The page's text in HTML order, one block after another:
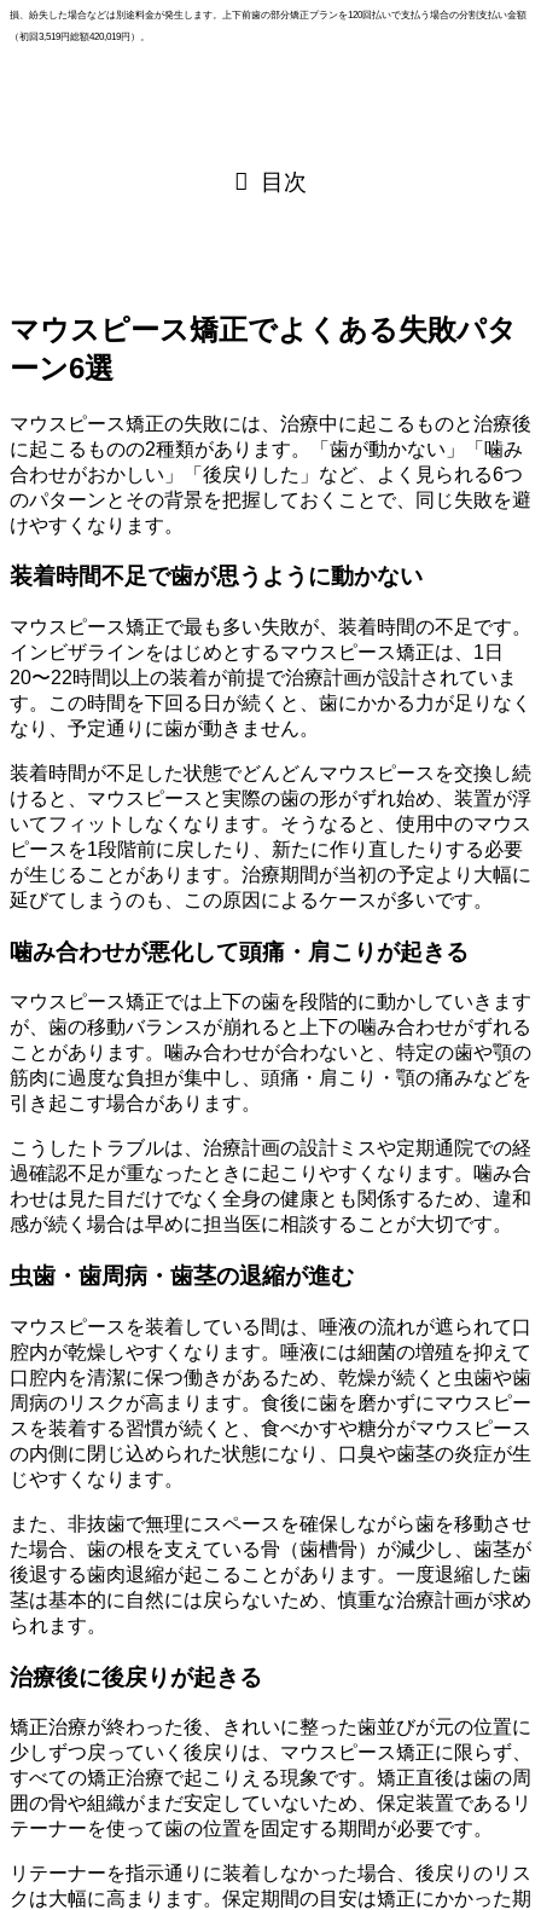
損、紛失した場合などは別途料金が発生します。上下前歯の部分矯正プランを120回払いで支払う場合の分割支払い金額
（初回3,519円総額420,019円）。
目次
マウスピース矯正でよくある失敗パタ
ーン6選
マウスピース矯正の失敗には、治療中に起こるものと治療後
に起こるものの2種類があります。「歯が動かない」「噛み
合わせがおかしい」「後戻りした」など、よく見られる6つ
のパターンとその背景を把握しておくことで、同じ失敗を避
けやすくなります。
装着時間不足で歯が思うように動かない
マウスピース矯正で最も多い失敗が、装着時間の不足です。
インビザラインをはじめとするマウスピース矯正は、1日
20〜22時間以上の装着が前提で治療計画が設計されていま
す。この時間を下回る日が続くと、歯にかかる力が足りなく
なり、予定通りに歯が動きません。
装着時間が不足した状態でどんどんマウスピースを交換し続
けると、マウスピースと実際の歯の形がずれ始め、装置が浮
いてフィットしなくなります。そうなると、使用中のマウス
ピースを1段階前に戻したり、新たに作り直したりする必要
が生じることがあります。治療期間が当初の予定より大幅に
延びてしまうのも、この原因によるケースが多いです。
噛み合わせが悪化して頭痛・肩こりが起きる
マウスピース矯正では上下の歯を段階的に動かしていきます
が、歯の移動バランスが崩れると上下の噛み合わせがずれる
ことがあります。噛み合わせが合わないと、特定の歯や顎の
筋肉に過度な負担が集中し、頭痛・肩こり・顎の痛みなどを
引き起こす場合があります。
こうしたトラブルは、治療計画の設計ミスや定期通院での経
過確認不足が重なったときに起こりやすくなります。噛み合
わせは見た目だけでなく全身の健康とも関係するため、違和
感が続く場合は早めに担当医に相談することが大切です。
虫歯・歯周病・歯茎の退縮が進む
マウスピースを装着している間は、唾液の流れが遮られて口
腔内が乾燥しやすくなります。唾液には細菌の増殖を抑えて
口腔内を清潔に保つ働きがあるため、乾燥が続くと虫歯や歯
周病のリスクが高まります。食後に歯を磨かずにマウスピー
スを装着する習慣が続くと、食べかすや糖分がマウスピース
の内側に閉じ込められた状態になり、口臭や歯茎の炎症が生
じやすくなります。
また、非抜歯で無理にスペースを確保しながら歯を移動させ
た場合、歯の根を支えている骨（歯槽骨）が減少し、歯茎が
後退する歯肉退縮が起こることがあります。一度退縮した歯
茎は基本的に自然には戻らないため、慎重な治療計画が求め
られます。
治療後に後戻りが起きる
矯正治療が終わった後、きれいに整った歯並びが元の位置に
少しずつ戻っていく後戻りは、マウスピース矯正に限らず、
すべての矯正治療で起こりえる現象です。矯正直後は歯の周
囲の骨や組織がまだ安定していないため、保定装置であるリ
テーナーを使って歯の位置を固定する期間が必要です。
リテーナーを指示通りに装着しなかった場合、後戻りのリス
クは大幅に高まります。保定期間の目安は矯正にかかった期